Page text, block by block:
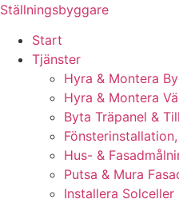
Skip
content
Ställningsbyggare
Start
Tjänster
Hyra & Montera
Hyra & Montera
Byta Träpanel &
Hus- &
Putsa & Mura
Installera Solceller